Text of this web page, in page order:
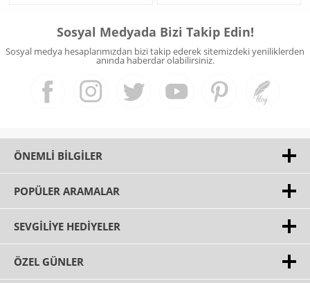
Sosyal Medyada Bizi Takip Edin!
Sosyal medya hesaplarımızdan bizi takip ederek sitemizdeki yeniliklerden
anında haberdar olabilirsiniz.
ÖNEMLI BILGILER
POPÜLER ARAMALAR
SEVGILIYE HEDIYELER
ÖZEL GÜNLER